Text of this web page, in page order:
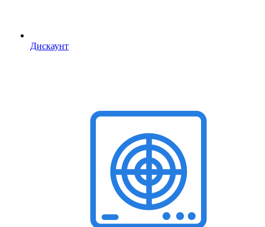
Дискаунт